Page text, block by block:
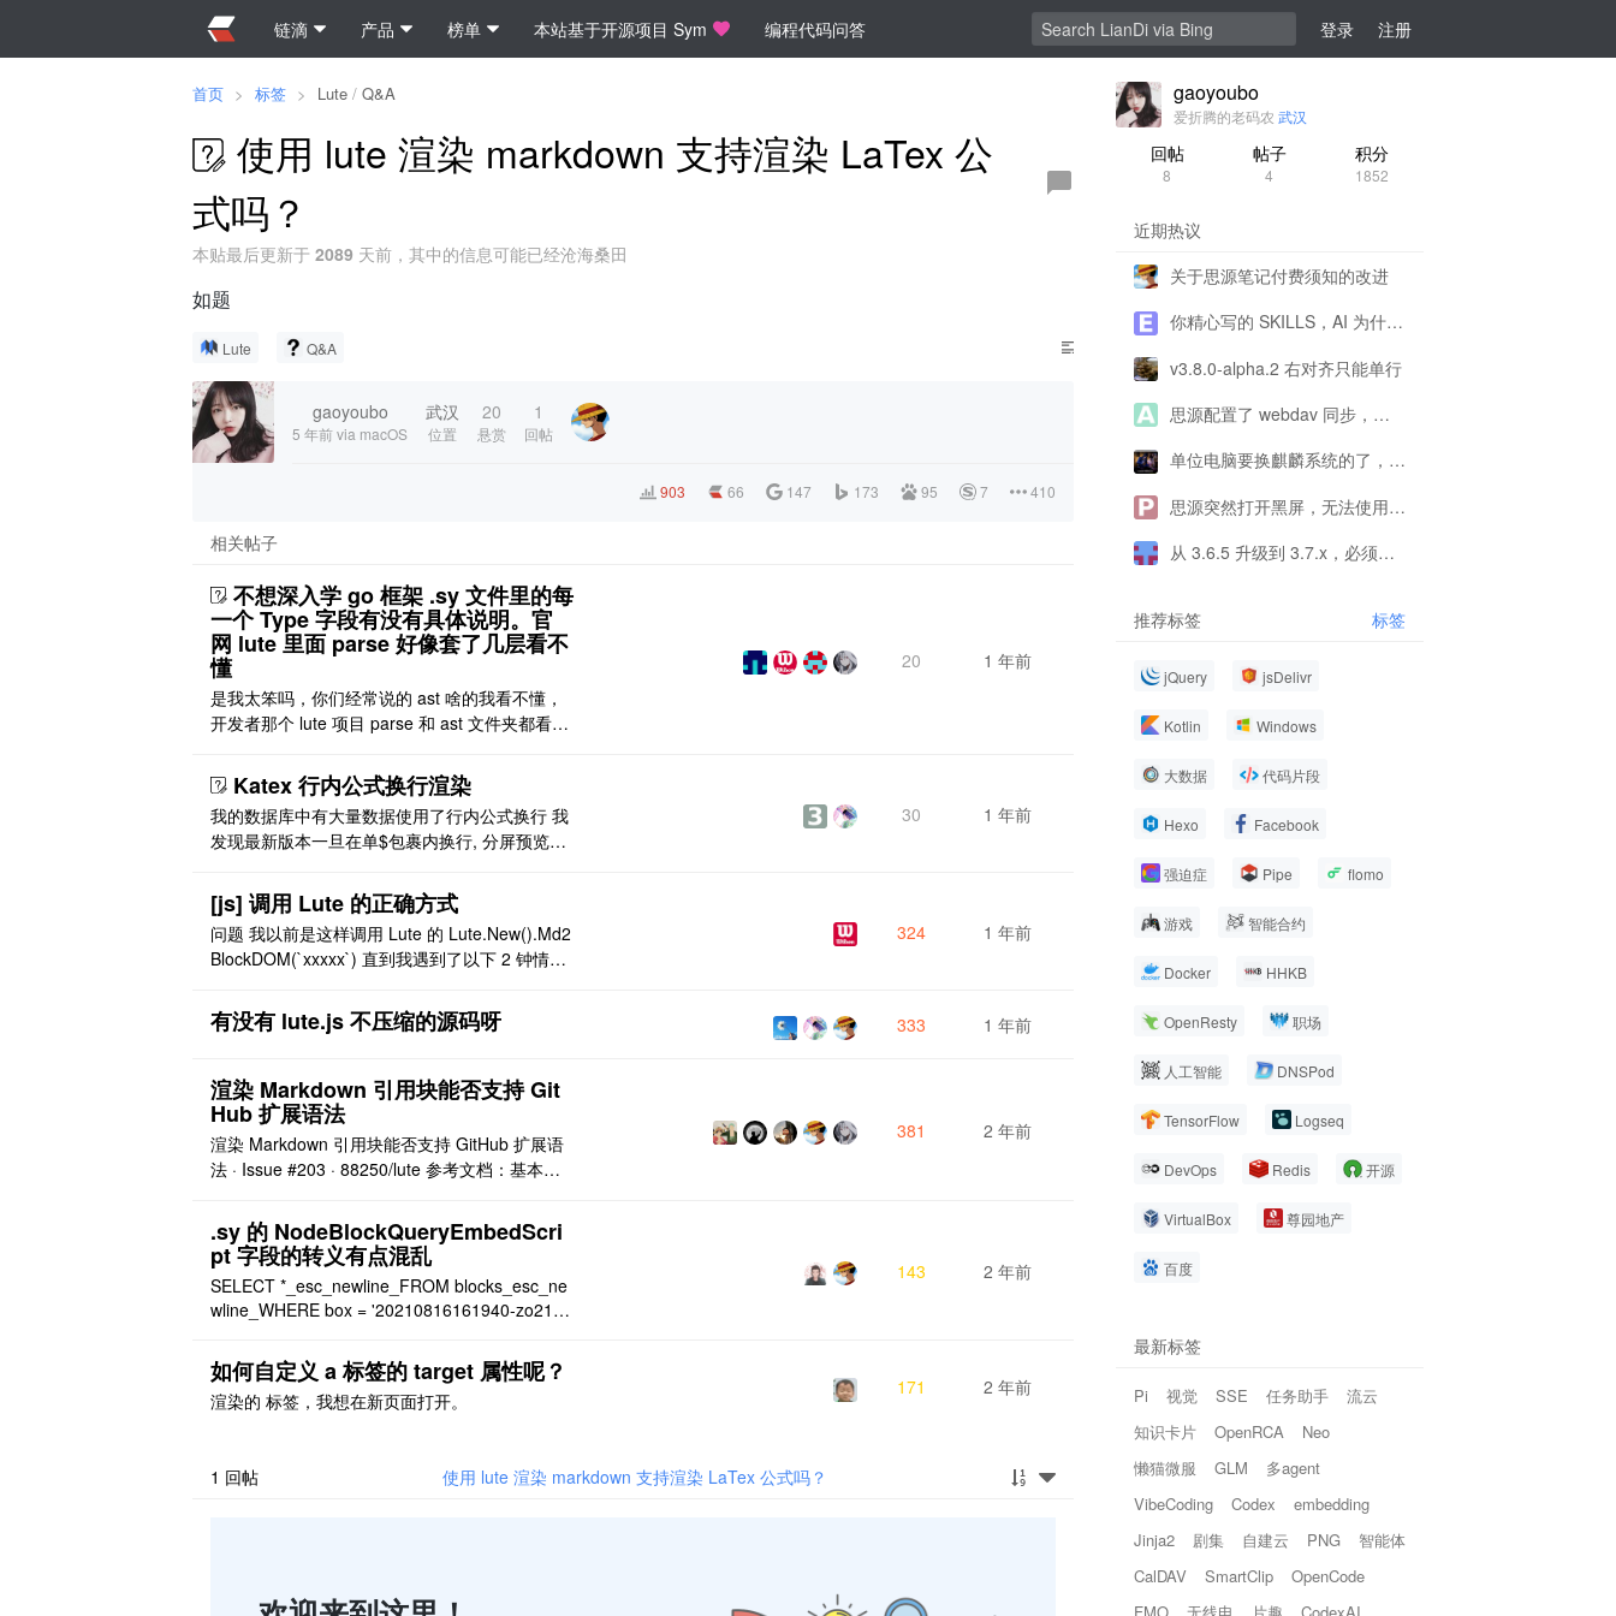
链滴 产品 榜单 本站基于开源项目 Sym 编程代码问答 登录 注册
首页 > 标签 > Lute / Q&A
使用 lute 渲染 markdown 支持渲染 LaTex 公
式吗？
本贴最后更新于 2089 天前，其中的信息可能已经沧海桑田
如题
Lute Q&A
gaoyoubo
5 年前via macOS
武汉
位置
20
悬赏
1
回帖
903 66 147 173 95 7 410
相关帖子
不想深入学 go 框架 .sy 文件里的每
一个 Type 字段有没有具体说明。官
网 lute 里面 parse 好像套了几层看不
懂
是我太笨吗，你们经常说的 ast 啥的我看不懂，
开发者那个 lute 项目 parse 和 ast 文件夹都看
框架导致的 像 gitee 懵蒙猛锰孟这位写的就很通
俗易懂 大致能看明白 各个字段对应的是什么，但
是好像不全，比如图片，白板啥的 [图片]
20 1 年前
Katex 行内公式换行渲染
我的数据库中有大量数据使用了行内公式换行 我
发现最新版本一旦在单$包裹内换行, 分屏预览就
能不能改回去或者增加配置? 以前版本的 [图片]
现在版本的 [图片] 目前版本缩小到了 3.7.7 和 3.
8.7 之间, 前者可以后者不可以, 不知道是哪里改
了? 拜托, 我真的很 ..
30 1 年前
[js] 调用 Lute 的正确方式
问题 我以前是这样调用 Lute 的 Lute.New().Md2
BlockDOM(`xxxxx`) 直到我遇到了以下 2 钟情
生成的 dom 与思源笔记生成的 dom 不一致。 一
种是引用 ((20250204141259-tcoyqqe 'xcvf
324 1 年前
有没有 lute.js 不压缩的源码呀 333 1 年前
渲染 Markdown 引用块能否支持 Git
Hub 扩展语法
渲染 Markdown 引用块能否支持 GitHub 扩展语
法 · Issue #203 · 88250/lute 参考文档：基本撰
GitHub 扩展语法 > [!NOTE] > Highlights informa
tion that user ..
381 2 年前
.sy 的 NodeBlockQueryEmbedScri
pt 字段的转义有点混乱
SELECT *_esc_newline_FROM blocks_esc_ne
wline_WHERE box = '20210816161940-zo21go
ewline_ORDER BY MAX(blocks.updated, b ..
143 2 年前
如何自定义 a 标签的 target 属性呢？
渲染的 标签，我想在新页面打开。
171 2 年前
1 回帖 使用 lute 渲染 markdown 支持渲染 LaTex 公式吗？
gaoyoubo
爱折腾的老码农 武汉
回帖
8
帖子
4
积分
1852
近期热议
关于思源笔记付费须知的改进
你精心写的 SKILLS，AI 为什么不用、错用？
v3.8.0-alpha.2 右对齐只能单行
思源配置了 webdav 同步，为什么一直提示配置有问题呀？
单位电脑要换麒麟系统的了，思源还能用了吗？
思源突然打开黑屏，无法使用求帮助！
从 3.6.5 升级到 3.7.x，必须所有终端，包括移动端都同步升级吗？
推荐标签 标签
jQuery jsDelivr
Kotlin Windows
大数据 代码片段
Hexo Facebook
强迫症 Pipe flomo
游戏 智能合约
Docker HHKB
OpenResty 职场
人工智能 DNSPod
TensorFlow Logseq
DevOps Redis 开源
VirtualBox 尊园地产
百度
最新标签
Pi 视觉 SSE 任务助手
流云
知识卡片
OpenRCA
Neo
懒猫微服
GLM
多agent
VibeCoding
Codex
embedding
Jinja2
剧集 自建云 PNG
智能体
CalDAV
SmartClip
OpenCode